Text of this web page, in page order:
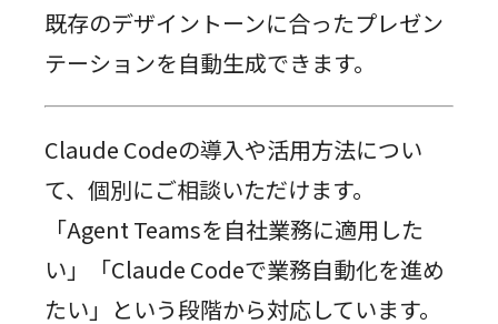
既存のデザイントーンに合ったプレゼン
テーションを自動生成できます。
Claude Codeの導入や活用方法につい
て、個別にご相談いただけます。
「Agent Teamsを自社業務に適用した
い」「Claude Codeで業務自動化を進め
たい」という段階から対応しています。